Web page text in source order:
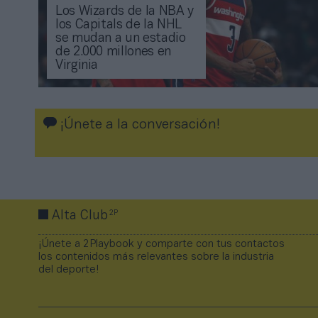
Los Wizards de la NBA y
los Capitals de la NHL
se mudan a un estadio
de 2.000 millones en
Virginia
¡Únete a la conversación!
Alta Club2P
¡Únete a 2Playbook y comparte con tus contactos
los contenidos más relevantes sobre la industria
del deporte!